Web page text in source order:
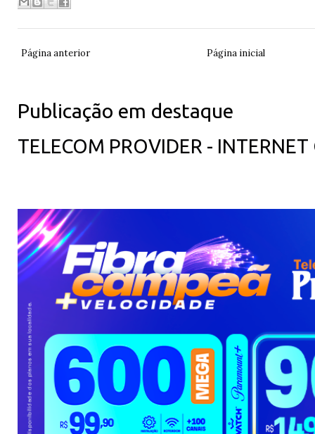
Página anterior Página inicial
Publicação em destaque
TELECOM PROVIDER -